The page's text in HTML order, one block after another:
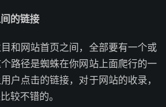
的链接
和网站首页之间，全部要有一个或
路径是蜘蛛在你网站上面爬行的一
户点击的链接，对于网站的收录，
较不错的。